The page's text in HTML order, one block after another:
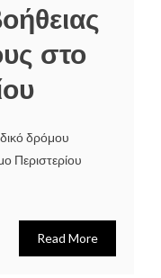
στο
δρόμου
Περιστερίου
Read More